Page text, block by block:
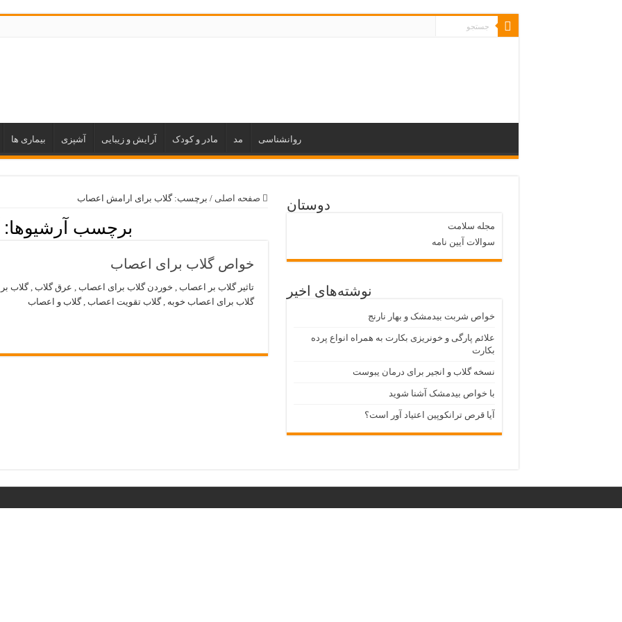
بیماری ها آشپزی آرایش و زیبایی مادر و کودک مد روانشناسی
صفحه اصلی / برچسب:گلاب برای ارامش اعصاب
برچسب
خواص گلاب برای اعصاب
تاثیر گلاب بر اعصاب , خوردن گلاب برای اعصاب , عرق گلاب , گلاب
گلاب برای اعصاب خوبه , گلاب تقویت اعصاب , گلاب و اعصاب
دوستان
مجله سلامت
سوالات آیین نامه
نوشته‌های اخیر
خواص شربت بیدمشک و بهار نارنج
علائم پارگی و خونریزی بکارت به همراه انواع پرده
بکارت
نسخه گلاب و انجیر برای درمان یبوست
با خواص بیدمشک آشنا شوید
آیا قرص ترانکوپین اعتیاد آور است؟